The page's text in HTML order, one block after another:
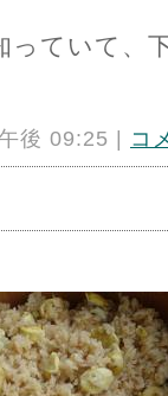
っていて、
後 09:25 | コ